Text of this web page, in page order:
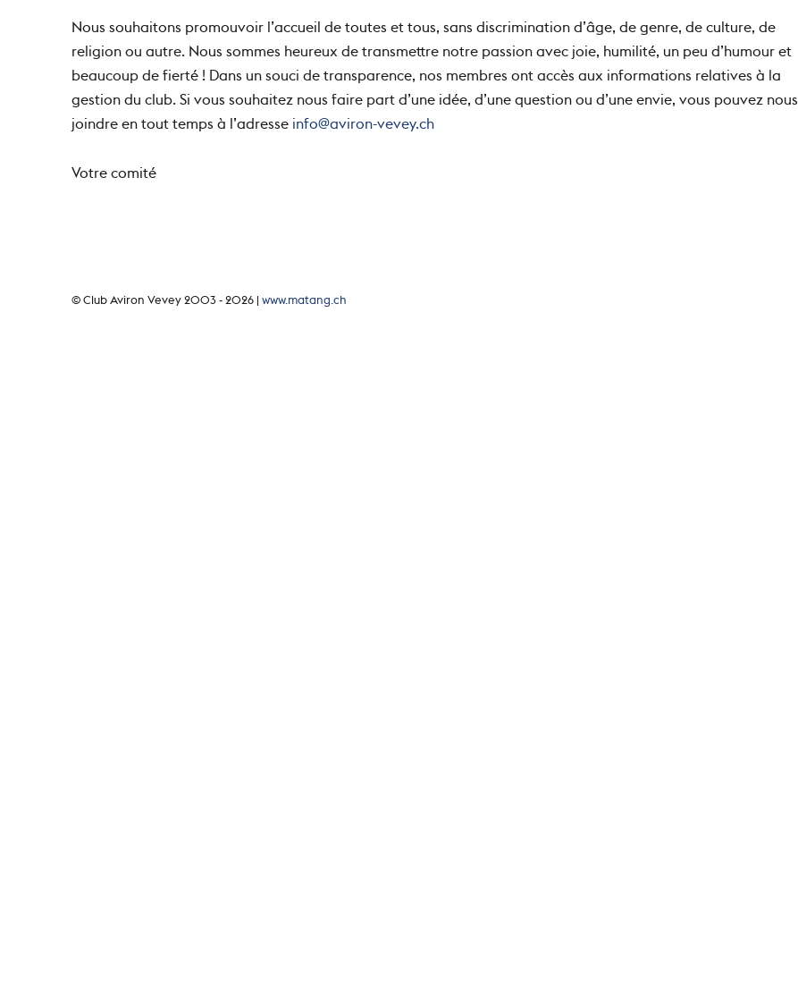
Nous souhaitons promouvoir l’accueil de toutes et tous, sans discrimination d’âge, de genre, de culture, de
religion ou autre. Nous sommes heureux de transmettre notre passion avec joie, humilité, un peu d’humour et
beaucoup de fierté ! Dans un souci de transparence, nos membres ont accès aux informations relatives à la
gestion du club. Si vous souhaitez nous faire part d’une idée, d’une question ou d’une envie, vous pouvez nous
joindre en tout temps à l’adresseinfo@aviron-vevey.ch
Votre comité
© Club Aviron Vevey 2003 - 2026 |www.matang.ch